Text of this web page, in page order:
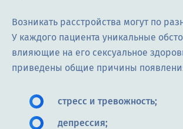
Возникать расстройства могут по
У каждого пациента уникальные
влияющие на его сексуальное
приведены общие причины
стресс и тревожность;
депрессия;